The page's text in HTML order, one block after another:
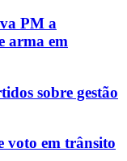
PM a
arma em
sobre gestão
voto em trânsito